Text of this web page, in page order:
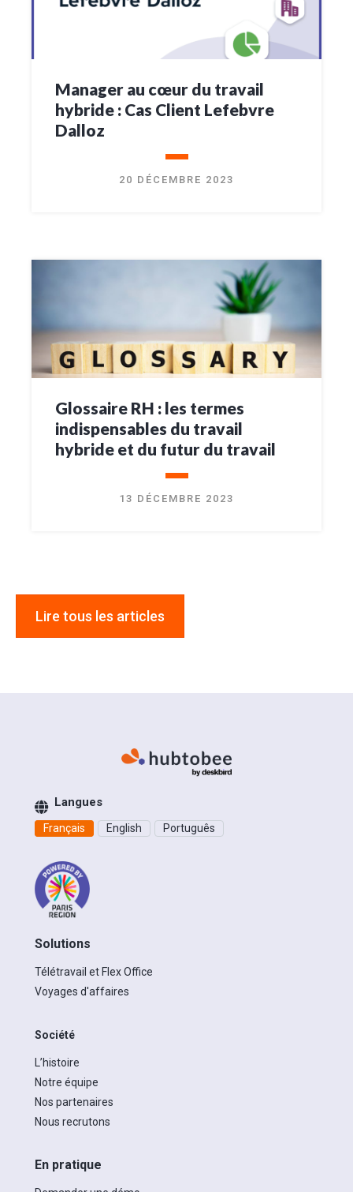
Manager au cœur du travail
hybride : Cas Client Lefebvre
Dalloz
20 DÉCEMBRE 2023
Glossaire RH : les termes
indispensables du travail
hybride et du futur du travail
13 DÉCEMBRE 2023
Lire tous les articles
Langues
Français English Português
Solutions
Télétravail et Flex Office
Voyages d'affaires
Société
L’histoire
Notre équipe
Nos partenaires
Nous recrutons
En pratique